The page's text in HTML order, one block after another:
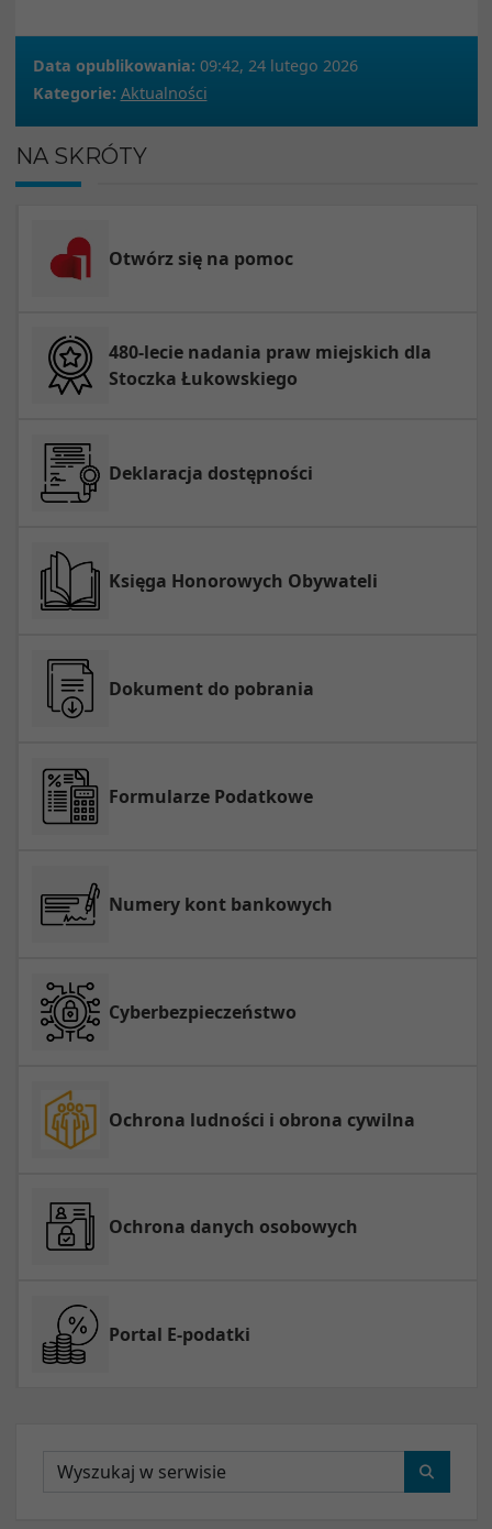
Data opublikowania: 09:42, 24 lutego 2026
Kategorie: Aktualności
NA SKRÓTY
Otwórz się na pomoc
480-lecie nadania praw miejskich dla
Stoczka Łukowskiego
Deklaracja dostępności
Księga Honorowych Obywateli
Dokument do pobrania
Formularze Podatkowe
Numery kont bankowych
Cyberbezpieczeństwo
Ochrona ludności i obrona cywilna
Ochrona danych osobowych
Portal E-podatki
Wyszukaj